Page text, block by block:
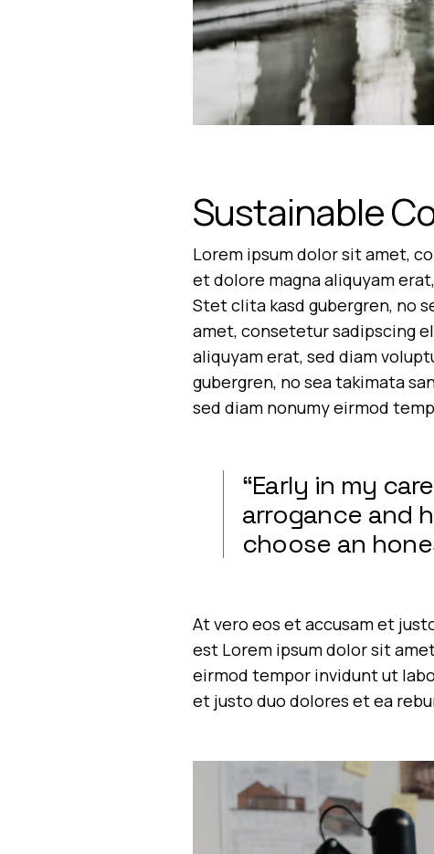
Sustainable
Lorem ipsum dolor sit amet,
et dolore magna aliquyam
Stet clita kasd gubergren, no
amet, consetetur sadipscing
aliquyam erat, sed diam
gubergren, no sea takimata
sed diam nonumy eirmod
“Early in my
arrogance and
choose an
At vero eos et accusam et
est Lorem ipsum dolor sit
eirmod tempor invidunt ut
et justo duo dolores et ea